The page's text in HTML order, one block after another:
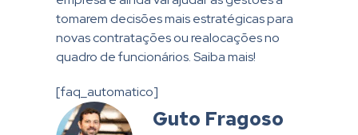
tomarem decisões mais estratégicas para
novas contratações ou realocações no
quadro de funcionários. Saiba mais!
[faq_automatico]
Guto Fragoso